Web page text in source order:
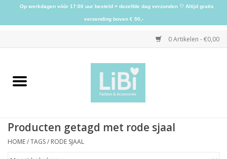
0 Artikelen - €0,00
Home
Producten getagd met rode sjaal
HOME/TAGS/ RODE SJAAL
Op werkdagen vóór 17:00 uur besteld = dezelfde dag verzonden ♡ Altijd gratis
verzending boven € 50,-